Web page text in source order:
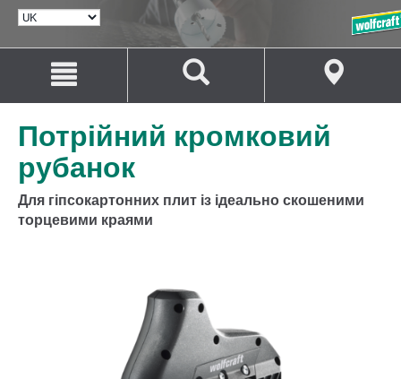
ВИБРАТИ
Перейти
змісту
Перейти
навігації
Потрійний кромковий
рубанок
Для гіпсокартонних плит із ідеально скошеними
торцевими краями